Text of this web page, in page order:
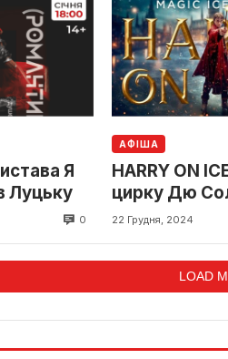
Я
Луцьку
0
АФІША
HARRY ON
цирку Дю
Луцьку
22 Грудня, 2024
LOAD